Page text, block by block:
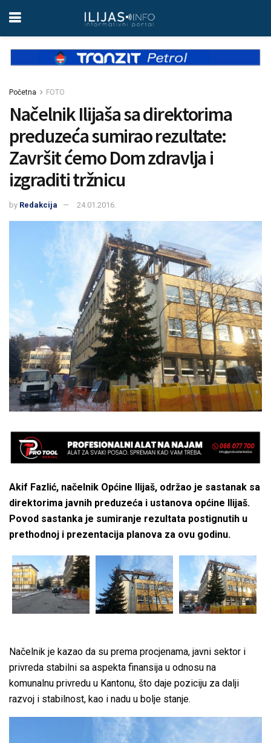
Početna FOTO
Načelnik Ilijaša sa direktorima
preduzeća sumirao rezultate:
Završit ćemo Dom zdravlja i
izgraditi tržnicu
by Redakcija 24.01.2016.
Akif Fazlić, načelnik Općine Ilijaš, održao je sastanak sa
direktorima javnih preduzeća i ustanova općine Ilijaš.
Povod sastanka je sumiranje rezultata postignutih u
prethodnoj i prezentacija planova za ovu godinu.
Načelnik je kazao da su prema procjenama, javni sektor i
privreda stabilni sa aspekta finansija u odnosu na
komunalnu privredu u Kantonu, što daje poziciju za dalji
razvoj i stabilnost, kao i nadu u bolje stanje.